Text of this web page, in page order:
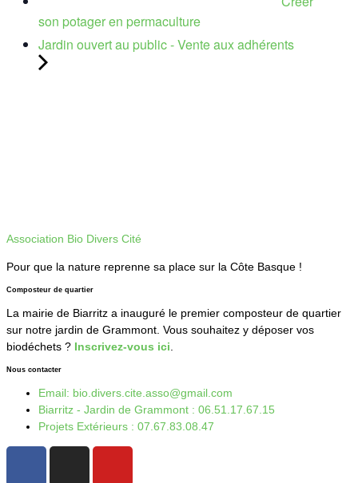
son potager en permaculture
Jardin ouvert au public - Vente aux adhérents
Association Bio Divers Cité
Pour que la nature reprenne sa place sur la Côte Basque !
Composteur de quartier
La mairie de Biarritz a inauguré le premier composteur de quartier
sur notre jardin de Grammont. Vous souhaitez y déposer vos
biodéchets ? Inscrivez-vous ici
Nous contacter
Email: bio.divers.cite.asso@gmail.com
Biarritz - Jardin de Grammont : 06.51.17.67.15
Projets Extérieurs : 07.67.83.08.47